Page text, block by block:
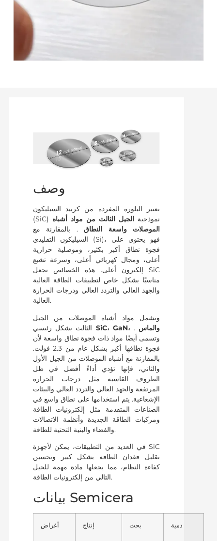
وصف
تعتبر البلورة المفردة من كربيد السيليكون
(SiC) نموذجية
الجيل الثالث من مواد أشباه
الموصلات واسعة النطاق. بالمقارنة مع
السيليكون التقليدي (Si)، فهو يحتوي على
فجوة نطاق أكبر بكثير، وموصلية حرارية
أعلى، ومجال كهربائي أعلى، وسرعة تشبع
إلكترون أعلى. هذه الخصائص تجعل SiC
مناسبًا بشكل خاص لتطبيقات الطاقة العالية
والجهد العالي والتردد العالي ودرجات الحرارة
العالية.
وتشمل مواد أشباه الموصلات من الجيل
SiC، GaN، والماس.
وتسمى أيضًا مواد ذات فجوة نطاق واسعة لأن
فجوة نطاقها أكبر بشكل عام من 2.3 فولت.
بالمقارنة مع أشباه الموصلات من الجيل الأول
والثاني، فإنها تؤدي أداءً أفضل في ظل
الظروف القاسية مثل درجات الحرارة
المرتفعة والجهد العالي والتردد العالي والبيئات
الإشعاعية. يتم استخدامها على نطاق واسع في
الصناعات المتقدمة مثل إلكترونيات الطاقة
ومركبات الطاقة الجديدة وأنظمة الاتصالات
والفضاء والبنية التحتية للطاقة.
في العديد من التطبيقات، يمكن لأجهزة SiC
تقليل فقدان الطاقة بشكل كبير وتحسين
كفاءة النظام، مما يجعلها مادة مهمة للجيل
التالي من إلكترونيات الطاقة.
بيانات Semicera
أغراض إنتاج بحث دمية